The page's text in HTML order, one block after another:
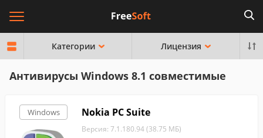
Категории Лицензия
Антивирусы Windows 8.1 совместимые
Windows Nokia PC Suite
Версия: 7.1.180.94 (38.75 МБ)